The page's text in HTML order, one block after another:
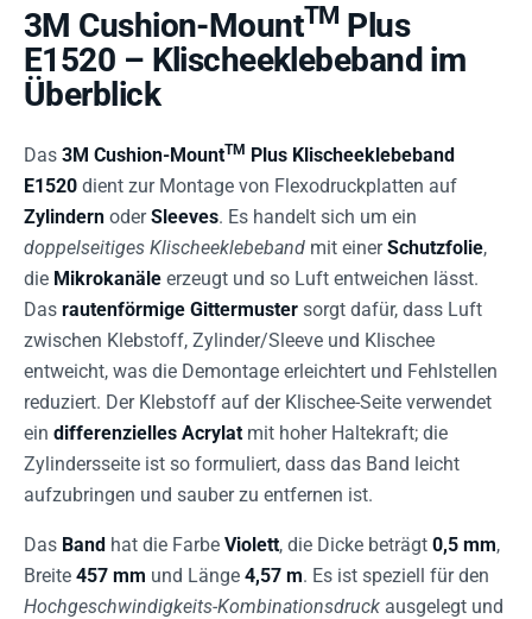
3M Cushion-MountTM Plus
E1520 – Klischeeklebeband im
Überblick
Das 3M Cushion-MountTM Plus Klischeeklebeband
E1520 dient zur Montage von Flexodruckplatten auf
Zylindern oderSleeves. Es handelt sich um ein
doppelseitiges Klischeeklebeband mit einerSchutzfolie,
die Mikrokanäle erzeugt und so Luft entweichen lässt.
Das rautenförmige Gittermuster sorgt dafür, dass Luft
zwischen Klebstoff, Zylinder/Sleeve und Klischee
entweicht, was die Demontage erleichtert und Fehlstellen
reduziert. Der Klebstoff auf der Klischee-Seite verwendet
ein differenzielles Acrylat mit hoher Haltekraft; die
Zylindersseite ist so formuliert, dass das Band leicht
aufzubringen und sauber zu entfernen ist.
Das Band hat die Farbe Violett, die Dicke beträgt 0,5 mm,
Breite 457 mm und Länge 4,57 m. Es ist speziell für den
Hochgeschwindigkeits-Kombinationsdruck ausgelegt und